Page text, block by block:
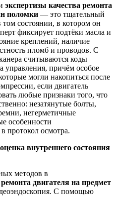
экспертизы качества ремонта
поломки — это тщательный
состоянии, в котором он
фиксирует подтёки масла и
креплений, наличие
пломб и проводов. С
считываются коды
управления, причём особое
могли накопиться после
если двигатель
любые признаки того, что
незатянутые болты,
негерметичные
особенности
протокол осмотра.
внутреннего состояния
методов в
двигателя на предмет
С помощью